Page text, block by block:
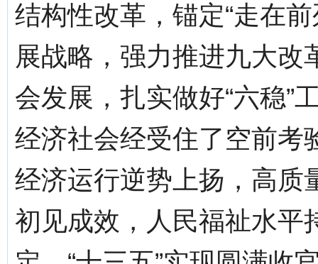
结构性改革，锚定“走在
展战略，强力推进九大改
会发展，扎实做好“六稳”
经济社会经受住了空前考
经济运行逆势上扬，高质
初见成效，人民福祉水平